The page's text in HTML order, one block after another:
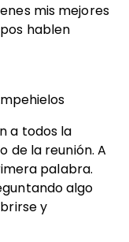
mis mejores
hablen
a todos la
de la reunión. A
palabra.
algo
y